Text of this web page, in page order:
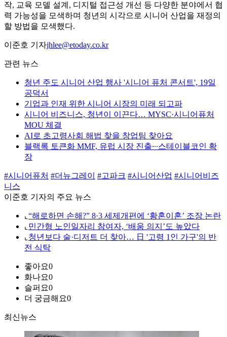
작, 교육 모델 설계, 디지털 접근성 개선 등 다양한 분야에서 협
력 가능성을 모색하며 청년의 시각으로 시니어 산업을 재정의
할 방법을 모색했다.
이준호 기자jhlee@etoday.co.kr
관련 뉴스
청년 주도 시니어 산업 행사 '시니어 퓨처 콘서트', 19일
공덕서
기업과 인재 위한 시니어 시장의 미래 되고파
시니어 비즈니스, 청년이 이끈다… MYSC·시니어퓨처
MOU 체결
AI로 초고령사회 해법 찾을 창업팀 찾아요
블랙록 토큰화 MMF, 유럽 시장 진출∙∙∙스테이블코인 확
장
#시니어퓨처 #더뉴그레이 #고파크 #시니어산업 #시니어비즈
니스
이준호 기자의 주요 뉴스
⌞ “해로하면 손해?” 8·3 세제개편에 ‘황혼이혼’ 조장 논란
⌞ 민간형 노인일자리 참여자, ‘배움 의지’도 높았다
⌞ 청년보다 술·디저트 더 찾아… 日 '고령 1인 가구'의 반
전 식탁
좋아요0
화나요0
슬퍼요0
더 궁금해요0
최신뉴스